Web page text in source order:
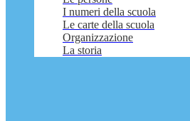
I numeri della scuola
Le carte della scuola
Organizzazione
La storia